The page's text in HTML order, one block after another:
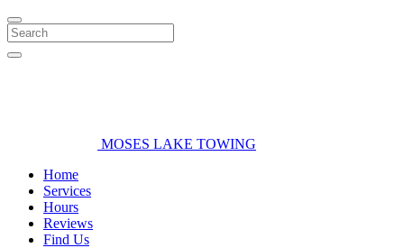
Search
MOSES LAKE TOWING
Home
Services
Hours
Reviews
Find Us